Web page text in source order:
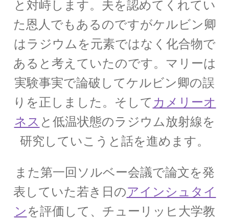
オランダ関係の物理学者
【ホイヘンス・ライデン瓶・ローレンツ・そし
て幾多の議論】
オリヴァー・ヘヴィサイド_
（Oliver Heaviside）【独学で電磁気学を発展さ
オーストリア関係の物理学者
と対峙します。夫を認めてくれてい
た恩人でもあるのですがケルビン卿
はラジウムを元素ではなく化合物で
あると考えていたのです。マリーは
実験事実で論破してケルビン卿の誤
りを正しました。そしてカメリーオ
ネス と低温状態のラジウム放射線を
研究していこうと話を進めます。
また第一回ソルベー会議で論文を発
表していた若き日のアインシュタイ
ンを評価して、チューリッヒ大学教